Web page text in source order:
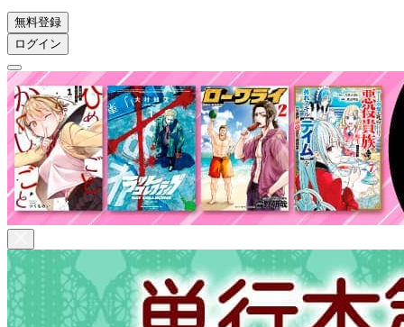
無料登録
ログイン